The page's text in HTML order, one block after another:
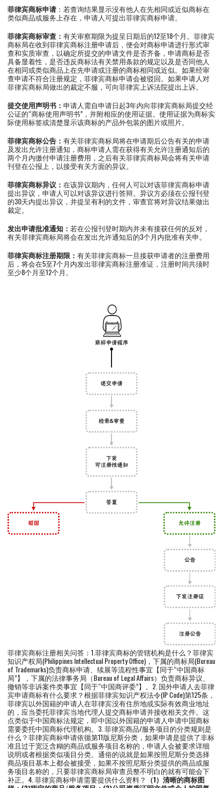
菲律宾商标申请：若查询结果显示没有他人在先相同或近似商标在
类似商品或服务上存在，申请人可提出菲律宾商标申请。
菲律宾商标审查： 有关审察期限为提呈日期后的12至18个月。菲律宾
商标局在收到菲律宾商标注册申请后，便会对商标申请进行形式审
查和实质审查，以确定所提交的申请文件是否齐备，申请商标是否
具备显着性，是否违反商标法有关禁用条款的规定以及是否同他人
在相同或类似商品上在先申请或注册的商标相同或近似。如果经审
查申请不符合注册规定，菲律宾商标申请会被驳回。如果申请人对
菲律宾商标局做出的裁定不服，可向菲律宾上诉法院提出上诉。
提交使用声明书 ： 申请人需自申请日起3年内向菲律宾商标局提交经
公证的“商标使用声明书”，并附相应的使用证据。使用证据为商标实
际使用标签或清楚显示该商标的产品外包装的图片或照片。
菲律宾商标公告： 有关菲律宾商标局将在申请期后公告有关的申请
及发出允许注册通知，商标申请人需在获得有关允许注册通知后的
两个月内缴付申请注册费用，之后有关菲律宾商标局会将有关申请
刊登在公报上，以接受有关方面的异议。
菲律宾商标异议： 在该异议期内，任何人可以对该菲律宾商标申请
提出异议，申请人可以对该异议进行答辩。异议方必须在公报刊登
的30天内提出异议，并提呈有利的文件，审查官将对异议结果做出
裁定。
发出申请批准通知： 若在公报刊登时期内并未有接获任何的反对，
有关菲律宾商标局将会在发出允许通知后的3个月内批准有关申。
菲律宾商标注册期限： 有关菲律宾商标一旦接获申请者的注册费用
后，将会在5至7个月内发出菲律宾商标注册准证，注册时间共须时
至少8个月至12个月。
菲律宾商标注册相关问答：1.菲律宾商标的管辖机构是什么？菲律宾
知识产权局(Philippines Intellectual Property Office)，下属的商标局(Bureau
of Trademarks)负责商标申请、续展等流程性事宜【同于“中国商标
局”】，下属的法律事务局（Bureau of Legal Affairs）负责商标异议、
撤销等非诉案件类事宜【同于“中国商评委”】。2. 国外申请人去菲律
宾申请商标有什么要求？根据菲律宾知识产权法令(IP Code)第125条，
菲律宾以外国籍的申请人在菲律宾没有住所地或实际有效商业地址
的，应当委托菲律宾当地代理人提交商标申请并接收相关文件。这
点类似于中国商标法规定，即中国以外国籍的申请人申请中国商标
需要委托中国商标代理机构。3. 菲律宾商品/服务项目的分类规则是
什么？菲律宾商标申请依循第11版尼斯分类，如果申请是提供了非标
准且过于宽泛含糊的商品或服务项目名称的，申请人会被要求详细
说明或者根据类似项目分类。通俗的说就是如果按照尼斯分类选择
商品项目基本上都会被接受，如果不按照尼斯分类提供的商品或服
务项目名称的，只要菲律宾商标局审查员整不明白的就有可能会下
补正。4. 菲律宾商标申请需要提供什么资料？ （1）清晰的商标图